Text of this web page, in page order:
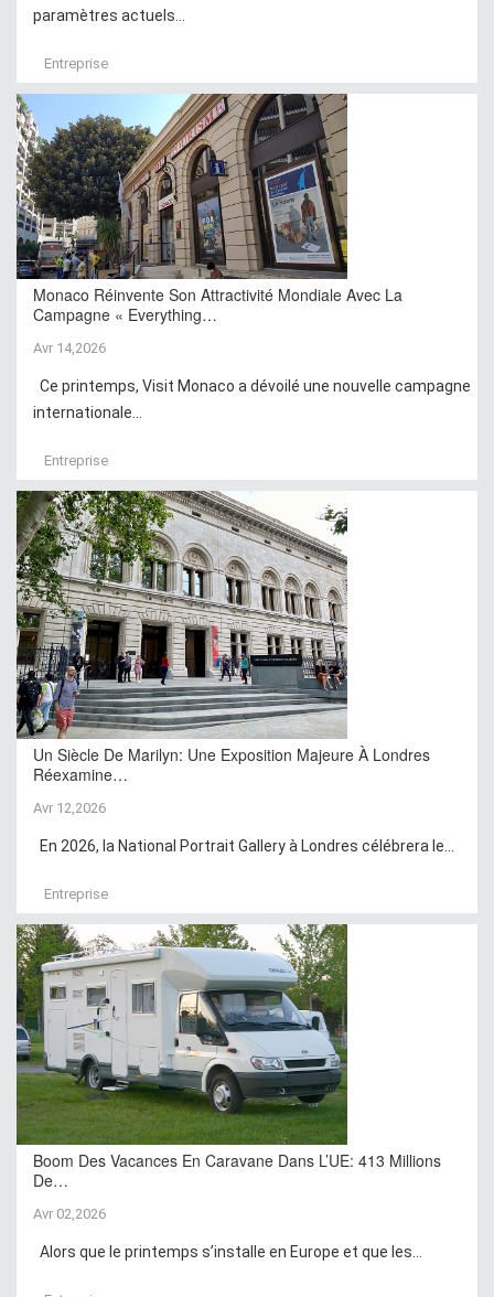
paramètres actuels...
Entreprise
Monaco Réinvente Son Attractivité Mondiale Avec La
Campagne « Everything…
Avr 14,2026
Ce printemps, Visit Monaco a dévoilé une nouvelle campagne
internationale...
Entreprise
Un Siècle De Marilyn: Une Exposition Majeure À Londres
Réexamine…
Avr 12,2026
En 2026, la National Portrait Gallery à Londres célébrera le...
Entreprise
Boom Des Vacances En Caravane Dans L’UE: 413 Millions
De…
Avr 02,2026
Alors que le printemps s’installe en Europe et que les...